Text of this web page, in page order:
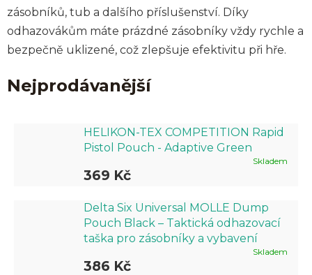
zásobníků, tub a dalšího příslušenství. Díky
odhazovákům máte prázdné zásobníky vždy rychle a
bezpečně uklizené, což zlepšuje efektivitu při hře.
Nejprodávanější
HELIKON-TEX COMPETITION Rapid
Pistol Pouch - Adaptive Green
Skladem
369 Kč
Delta Six Universal MOLLE Dump
Pouch Black – Taktická odhazovací
taška pro zásobníky a vybavení
Skladem
386 Kč